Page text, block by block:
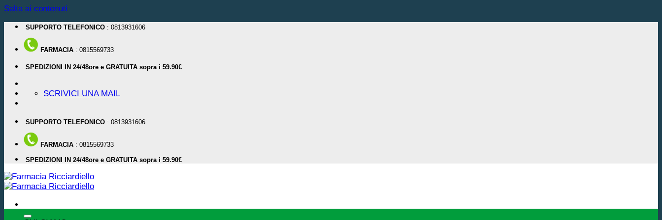
Salta ai contenuti
SUPPORTO TELEFONICO : 0813931606
FARMACIA : 0815569733
SPEDIZIONI IN 24/48ore e GRATUITA sopra i 59.90€
SCRIVICI UNA MAIL
SUPPORTO TELEFONICO : 0813931606
FARMACIA : 0815569733
SPEDIZIONI IN 24/48ore e GRATUITA sopra i 59.90€